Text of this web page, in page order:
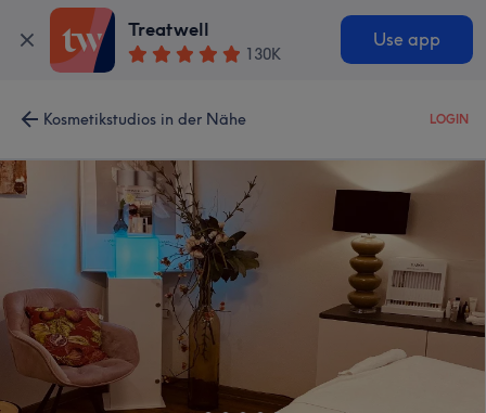
Treatwell
130K
Use app
Kosmetikstudios in der Nähe LOGIN